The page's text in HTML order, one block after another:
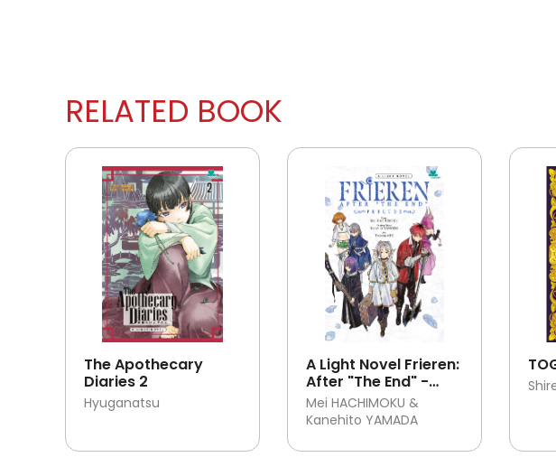
RELATED BOOK
The Apothecary
Diaries 2
Hyuganatsu
A Light Novel Frieren:
After "The End" -
Prelude-
Mei HACHIMOKU &
Kanehito YAMADA